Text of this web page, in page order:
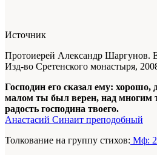
Источник
Протоиерей Александр Шаргунов.
Изд-во Сретенского монастыря,
Господин его сказал ему:
малом ты был верен, над многим
радость господина твоего.
Анастасий Синаит преподобный
Толкование на группу стихов: Мф: